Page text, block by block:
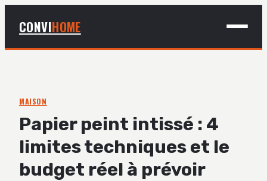
CONVIHOME
BRICOLAGE
DÉCO
JARDINAGE
MAISON
Papier peint intissé : 4
limites techniques et le
budget réel à prévoir